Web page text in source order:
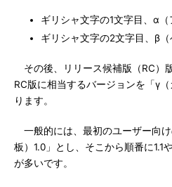
ギリシャ文字の1文字目、α
ギリシャ文字の2文字目、β
その後、リリース候補版（RC）
RC版に相当するバージョンを「γ
ります。
一般的には、最初のユーザー向
板）1.0」とし、そこから順番に1.1
が多いです。